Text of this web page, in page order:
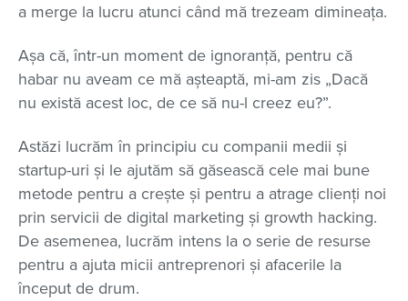
a merge la lucru atunci când mă trezeam dimineața.
Așa că, într-un moment de ignoranță, pentru că
habar nu aveam ce mă așteaptă, mi-am zis „Dacă
nu există acest loc, de ce să nu-l creez eu?”.
Astăzi lucrăm în principiu cu companii medii și
startup-uri și le ajutăm să găsească cele mai bune
metode pentru a crește și pentru a atrage clienți noi
prin servicii de digital marketing și growth hacking.
De asemenea, lucrăm intens la o serie de resurse
pentru a ajuta micii antreprenori și afacerile la
început de drum.